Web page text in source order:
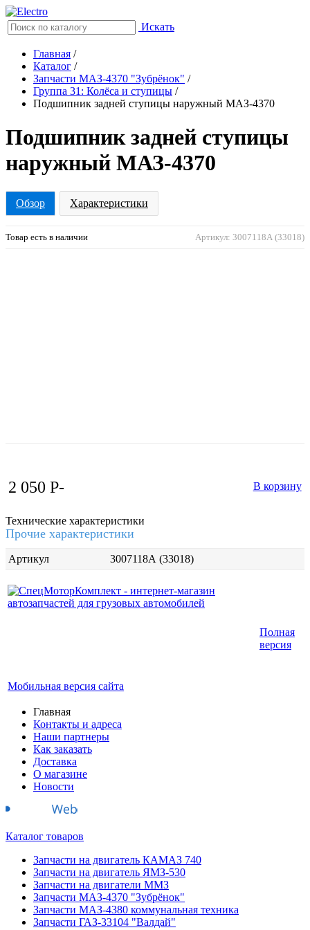
Искать
Главная /
Каталог /
Запчасти МАЗ-4370 "Зубрёнок" /
Группа 31: Колёса и ступицы /
Подшипник задней ступицы наружный МАЗ-4370
Подшипник задней ступицы
наружный МАЗ-4370
Обзор Характеристики
Товар есть в наличии Артикул: 3007118А (33018)
2 050P- В корзину
Технические характеристики
Прочие характеристики
Артикул 3007118А (33018)
Мобильная версия сайта
Полная
версия
Главная
Контакты и адреса
Наши партнеры
Как заказать
Доставка
О магазине
Новости
Каталог товаров
Запчасти на двигатель КАМАЗ 740
Запчасти на двигатель ЯМЗ-530
Запчасти на двигатели ММЗ
Запчасти МАЗ-4370 "Зубрёнок"
Запчасти МАЗ-4380 коммунальная техника
Запчасти ГАЗ-33104 "Валдай"